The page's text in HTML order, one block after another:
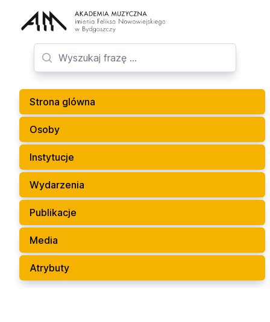
Strona glówna
Osoby
Instytucje
Wydarzenia
Publikacje
Media
Atrybuty